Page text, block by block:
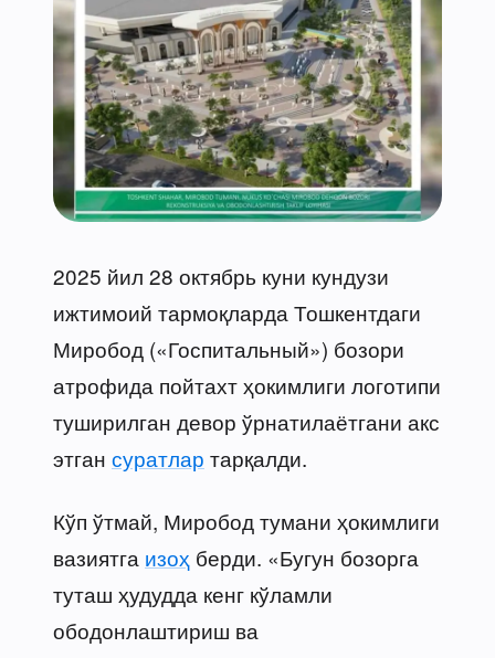
2025 йил 28 октябрь куни кундузи
ижтимоий тармоқларда Тошкентдаги
Миробод («Госпитальный») бозори
атрофида пойтахт ҳокимлиги логотипи
туширилган девор ўрнатилаётгани акс
этган суратлар тарқалди.
Кўп ўтмай, Миробод тумани ҳокимлиги
вазиятга изоҳ берди. «Бугун бозорга
туташ ҳудудда кенг кўламли
ободонлаштириш ва